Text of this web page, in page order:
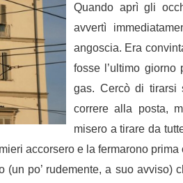
Quando aprì gli
avvertì
angoscia. Era
fosse l’ultimo
gas. Cercò di tirarsi
correre alla posta,
misero a tirare da
accorsero e la fermarono
(un po’ rudemente, a suo avviso)